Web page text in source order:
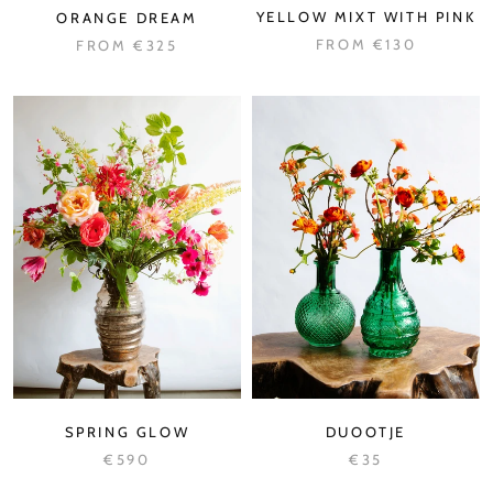
ORANGE DREAM
FROM€325
YELLOW MIXT WITH PINK
FROM €130
SPRING GLOW
€590
DUOOTJE
€35